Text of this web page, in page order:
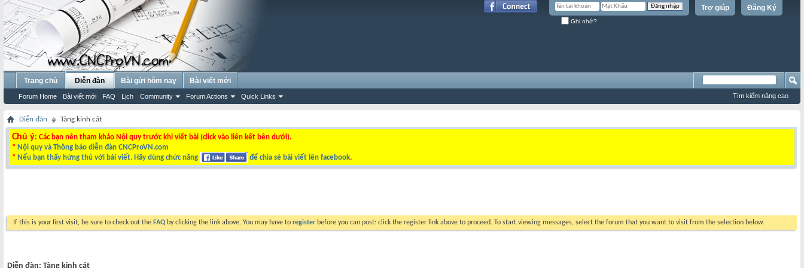
Đăng Ký
Trợ giúp
Ghi nhớ?
Trang chủ Diễn đàn
Forum Home Bài viết mới FAQ Lịch Community Forum Actions Quick Links
Bài gửi hôm nay Bài viết mới
Tìm kiếm nâng cao
Diễn đàn Tàng kinh cát
Chú ý: Các bạn nên tham khảo Nội quy trước khi viết bài (click vào liên kết bên dưới).
* Nội quy và Thông báo diễn đàn CNCProVN.com
* Nếu bạn thấy hứng thú với bài viết. Hãy dùng chức năng để chia sẻ bài viết lên facebook.
If this is your first visit, be sure to check out the FAQ by clicking the link above. You may have to register before you can post: click the register link above to proceed. To start viewing messages, select the forum that you want to visit from the selection below.
Diễn đàn: Tàng kinh cát